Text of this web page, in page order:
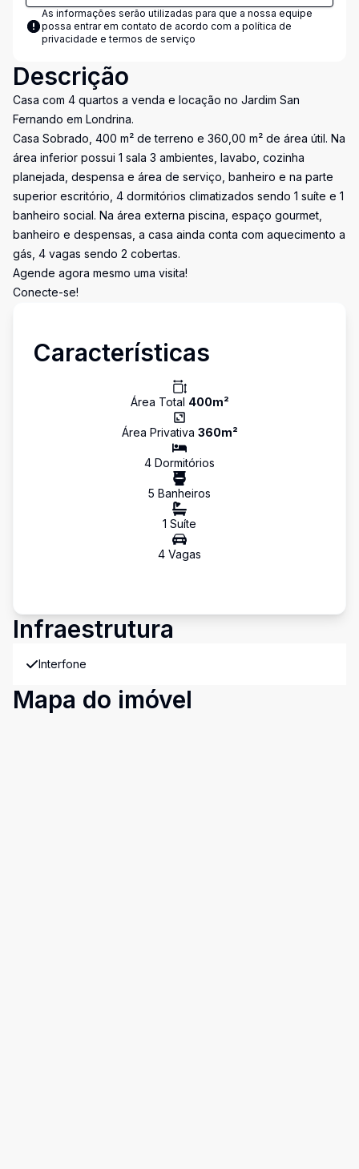
As informações serão utilizadas para que a nossa equipe
possa entrar em contato de acordo com a política de
privacidade e termos de serviço
Descrição
Casa com 4 quartos a venda e locação no Jardim San
Fernando em Londrina.
Casa Sobrado, 400 m² de terreno e 360,00 m² de área útil. Na
área inferior possui 1 sala 3 ambientes, lavabo, cozinha
planejada, despensa e área de serviço, banheiro e na parte
superior escritório, 4 dormitórios climatizados sendo 1 suíte e 1
banheiro social. Na área externa piscina, espaço gourmet,
banheiro e despensas, a casa ainda conta com aquecimento a
gás, 4 vagas sendo 2 cobertas.
Agende agora mesmo uma visita!
Conecte-se!
Características
Área Total 400m²
Área Privativa 360m²
4 Dormitórios
5 Banheiros
1 Suíte
4 Vagas
Infraestrutura
Interfone
Mapa do imóvel